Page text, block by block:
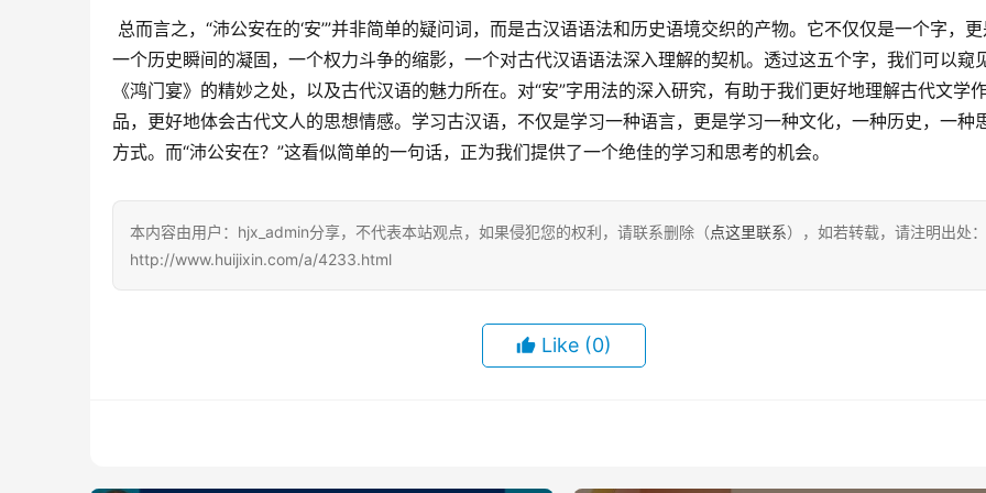
一个历史瞬间的凝固，一个权力斗争的缩影，一个对古代汉语语法深入理解的契机。透过这五个字，我们可以窥
《鸿门宴》的精妙之处，以及古代汉语的魅力所在。对“安”字用法的深入研究，有助于我们更好地理解古代文学
品，更好地体会古代文人的思想情感。学习古汉语，不仅是学习一种语言，更是学习一种文化，一种历史，一种
方式。而“沛公安在？”这看似简单的一句话，正为我们提供了一个绝佳的学习和思考的机会。
本内容由用户：hjx_admin分享，不代表本站观点，如果侵犯您的权利，请联系删除（点这里联系），如若转载，请注明出处：
http://www.huijixin.com/a/4233.html
Like (0)